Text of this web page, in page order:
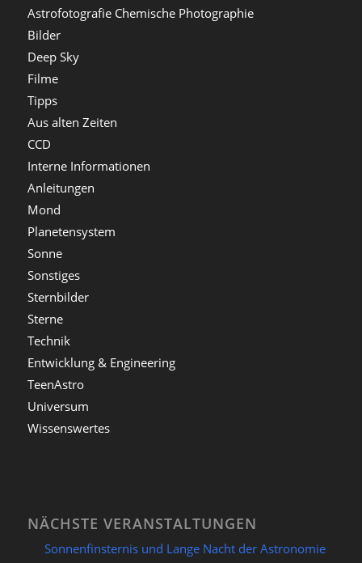
Astrofotografie Chemische Photographie
Bilder
Deep Sky
Filme
Tipps
Aus alten Zeiten
CCD
Interne Informationen
Anleitungen
Mond
Planetensystem
Sonne
Sonstiges
Sternbilder
Sterne
Technik
Entwicklung & Engineering
TeenAstro
Universum
Wissenswertes
NÄCHSTE VERANSTALTUNGEN
Sonnenfinsternis und Lange Nacht der Astronomie